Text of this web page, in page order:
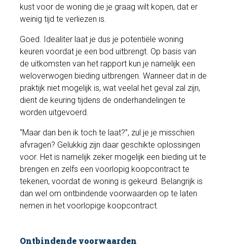
kust voor de woning die je graag wilt kopen, dat er
weinig tijd te verliezen is.
Goed. Idealiter laat je dus je potentiële woning
keuren voordat je een bod uitbrengt. Op basis van
de uitkomsten van het rapport kun je namelijk een
weloverwogen bieding uitbrengen. Wanneer dat in de
praktijk niet mogelijk is, wat veelal het geval zal zijn,
dient de keuring tijdens de onderhandelingen te
worden uitgevoerd.
“Maar dan ben ik toch te laat?”, zul je je misschien
afvragen? Gelukkig zijn daar geschikte oplossingen
voor. Het is namelijk zeker mogelijk een bieding uit te
brengen en zelfs een voorlopig koopcontract te
tekenen, voordat de woning is gekeurd. Belangrijk is
dan wel om ontbindende voorwaarden op te laten
nemen in het voorlopige koopcontract.
Ontbindende voorwaarden